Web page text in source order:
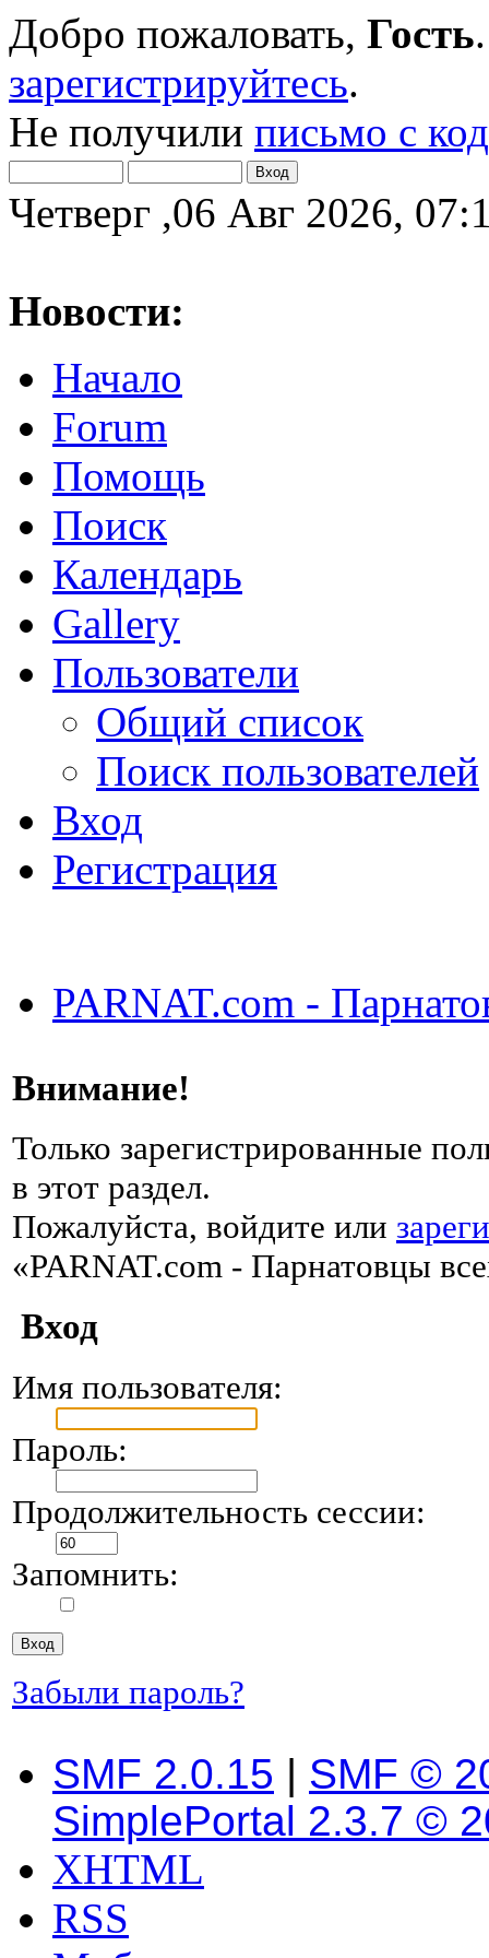
Добро пожаловать, Гость
зарегистрируйтесь.
Не получили письмо с
Четверг ,06 Авг 2026,
Новости:
Начало
Forum
Помощь
Поиск
Календарь
Gallery
Пользователи
Общий список
Поиск пользователей
Вход
Регистрация
PARNAT.com -
Внимание!
Только зарегистрированные
в этот раздел.
Пожалуйста, войдите или
«PARNAT.com - Парнатовцы
Вход
Имя пользователя:
Пароль:
Продолжительность сессии:
Запомнить:
Забыли пароль?
SMF 2.0.15 | SMF ©
SimplePortal 2.3.7 ©
XHTML
RSS